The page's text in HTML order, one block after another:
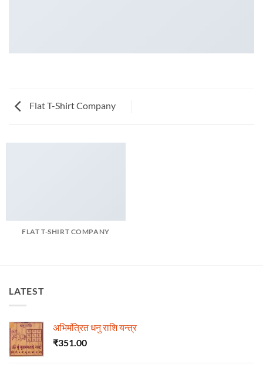
Flat T-Shirt Company
FLAT T-SHIRT COMPANY
LATEST
अभिमंत्रित धनु राशि यन्त्र
₹351.00